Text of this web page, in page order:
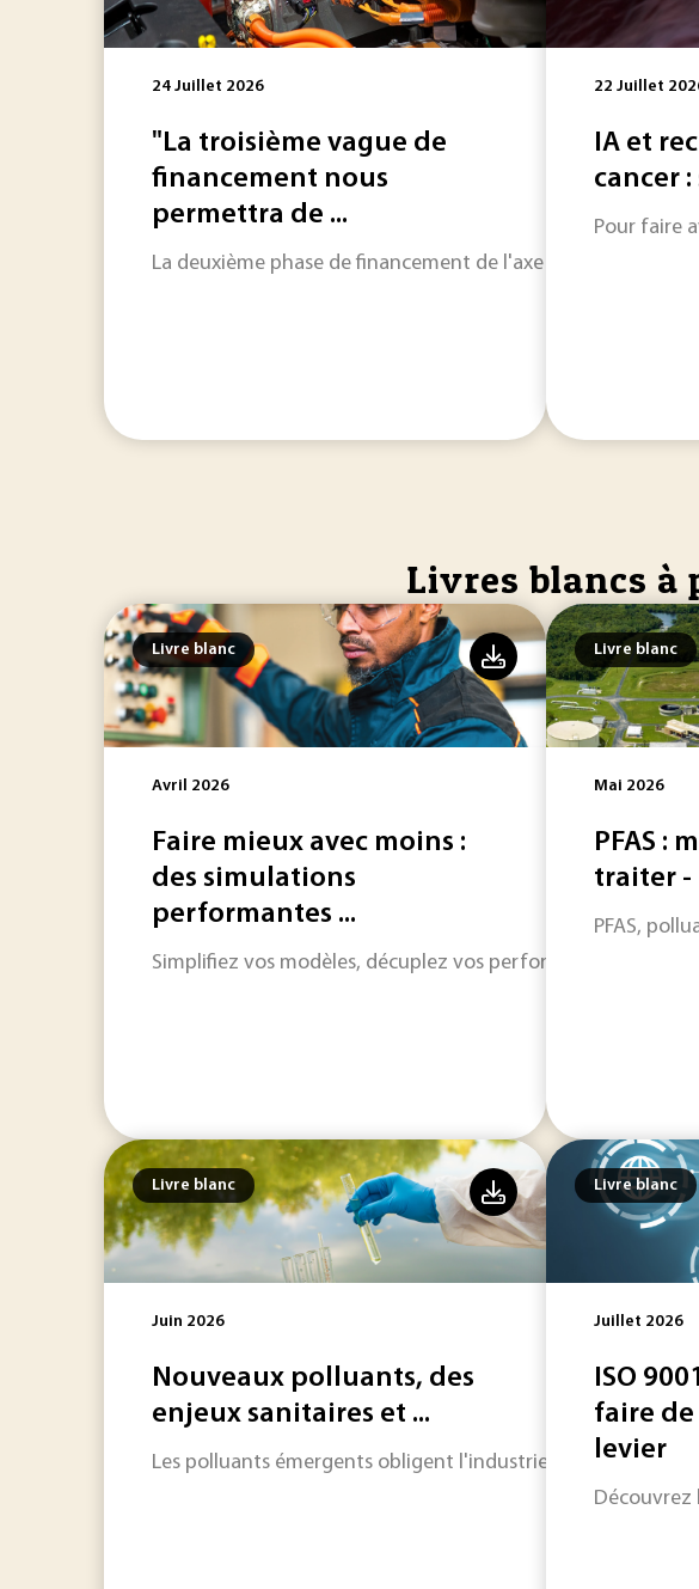
24 Juillet 2026
"La troisième vague de
financement nous
permettra de ...
La deuxième phase de financement de l'axe batterie du
22 Juillet
IA et
cancer
Pour faire
Livres blancs à
Livre blanc
Avril 2026
Faire mieux avec moins :
des simulations
performantes ...
Simplifiez vos modèles, décuplez vos performances :
Livre blanc
Mai 2026
PFAS :
traiter -
PFAS,
Livre blanc
Juin 2026
Nouveaux polluants, des
enjeux sanitaires et ...
Les polluants émergents obligent l'industrie à adapter des
Livre blanc
Juillet 2026
ISO
faire
levier
Découvrez